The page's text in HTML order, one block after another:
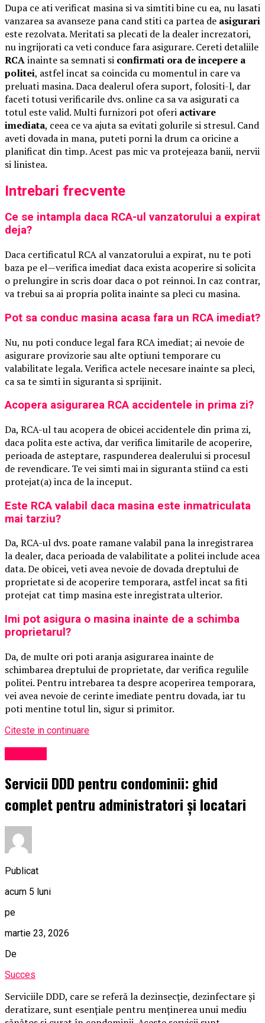
Dupa ce ati verificat masina si va simtiti bine cu ea, nu lasati
vanzarea sa avanseze pana cand stiti ca partea de asigurari
este rezolvata. Meritati sa plecati de la dealer increzatori,
nu ingrijorati ca veti conduce fara asigurare. Cereti detaliile
RCAinainte sa semnati si confirmati ora de incepere a
politei, astfel incat sa coincida cu momentul in care va
preluati masina. Daca dealerul ofera suport, folositi-l, dar
faceti totusi verificarile dvs. online ca sa va asigurati ca
totul este valid. Multi furnizori pot oferi activare
imediata, ceea ce va ajuta sa evitati golurile si stresul. Cand
aveti dovada in mana, puteti porni la drum ca oricine a
planificat din timp. Acest pas mic va protejeaza banii, nervii
si linistea.
Intrebari frecvente
Ce se intampla daca RCA-ul vanzatorului a expirat
deja?
Daca certificatul RCA al vanzatorului a expirat, nu te poti
baza pe el—verifica imediat daca exista acoperire si solicita
o prelungire in scris doar daca o pot reinnoi. In caz contrar,
va trebui sa ai propria polita inainte sa pleci cu masina.
Pot sa conduc masina acasa fara un RCA imediat?
Nu, nu poti conduce legal fara RCA imediat; ai nevoie de
asigurare provizorie sau alte optiuni temporare cu
valabilitate legala. Verifica actele necesare inainte sa pleci,
ca sa te simti in siguranta si sprijinit.
Acopera asigurarea RCA accidentele in prima zi?
Da, RCA-ul tau acopera de obicei accidentele din prima zi,
daca polita este activa, dar verifica limitarile de acoperire,
perioada de asteptare, raspunderea dealerului si procesul
de revendicare. Te vei simti mai in siguranta stiind ca esti
protejat(a) inca de la inceput.
Este RCA valabil daca masina este inmatriculata
mai tarziu?
Da, RCA-ul dvs. poate ramane valabil pana la inregistrarea
la dealer, daca perioada de valabilitate a politei include acea
data. De obicei, veti avea nevoie de dovada dreptului de
proprietate si de acoperire temporara, astfel incat sa fiti
protejat cat timp masina este inregistrata ulterior.
Imi pot asigura o masina inainte de a schimba
proprietarul?
Da, de multe ori poti aranja asigurarea inainte de
schimbarea dreptului de proprietate, dar verifica regulile
politei. Pentru intrebarea ta despre acoperirea temporara,
vei avea nevoie de cerinte imediate pentru dovada, iar tu
poti mentine totul lin, sigur si primitor.
Citeste in continuare
Servicii DDD pentru condominii: ghid
complet pentru administratori și locatari
Publicat
acum 5 luni
pe
martie 23, 2026
De
Succes
Serviciile DDD, care se referă la dezinsecție, dezinfectare și
deratizare, sunt esențiale pentru menținerea unui mediu